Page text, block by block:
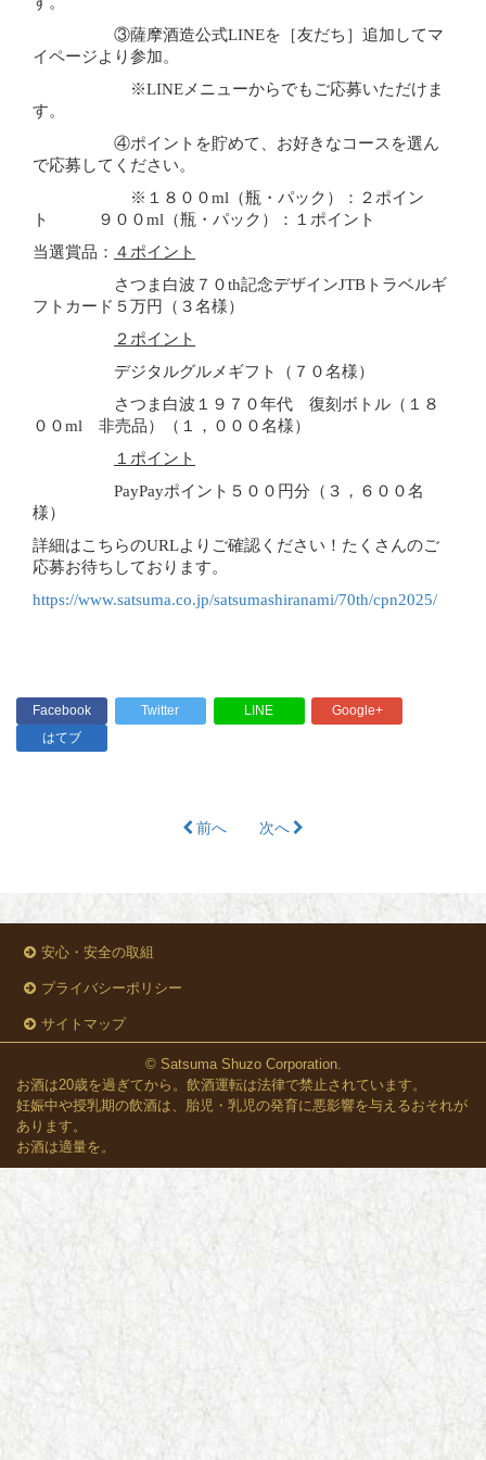
③薩摩酒造公式LINEを［友だち］追加してマ
イページより参加。
※LINE メニューからでもご応募いただけま
す。
④ポイントを貯めて、お好きなコースを選ん
で応募してください。
※１８００ml （瓶・パック）：２ポイン
ト ９００ml （瓶・パック）：１ポイント
当選賞品： ４ポイント
さつま白波７０th記念デザインJTB トラベルギ
フトカード５万円（３名様）
２ポイント
デジタルグルメギフト（７０名様）
さつま白波１９７０年代 復刻ボトル（１８
００ml 非売品）（１，０００名様）
１ポイント
PayPayポイント５００円分（３，６００名
様）
詳細はこちらのURLよりご確認ください！たくさんのご
応募お待ちしております。
https://www.satsuma.co.jp/satsumashiranami/70th/cpn2025/
Facebook Twitter LINE
Google+
はてブ
前へ 次へ
安心・安全の取組
プライバシーポリシー
サイトマップ
© Satsuma Shuzo Corporation.
お酒は20歳を過ぎてから。飲酒運転は法律で禁止されています。
妊娠中や授乳期の飲酒は、胎児・乳児の発育に悪影響を与えるおそれが
あります。
お酒は適量を。